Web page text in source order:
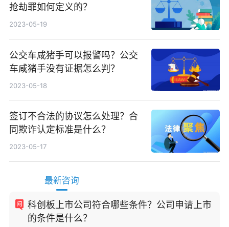
抢劫罪如何定义的？
2023-05-19
公交车咸猪手可以报警吗？公交
车咸猪手没有证据怎么判？
2023-05-18
签订不合法的协议怎么处理？合
同欺诈认定标准是什么？
2023-05-17
最新咨询
科创板上市公司符合哪些条件？公司申请上市
的条件是什么？